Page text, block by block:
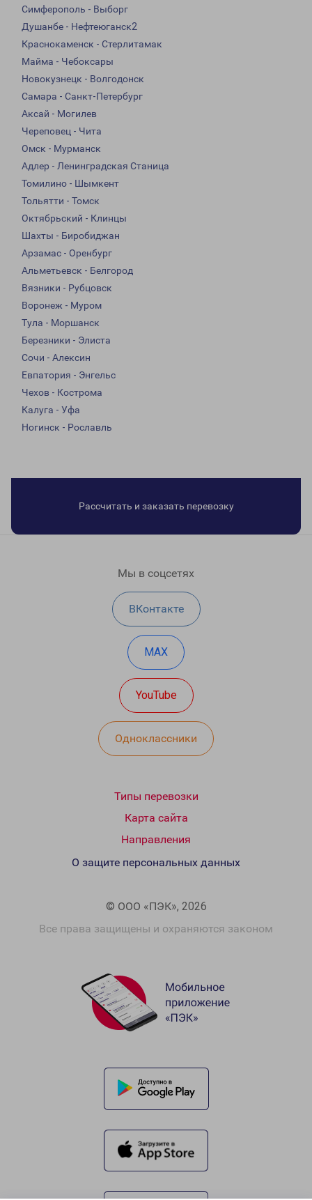
Симферополь - Выборг
Душанбе - Нефтеюганск2
Краснокаменск - Стерлитамак
Майма - Чебоксары
Новокузнецк - Волгодонск
Самара - Санкт-Петербург
Аксай - Могилев
Череповец - Чита
Омск - Мурманск
Адлер - Ленинградская Станица
Томилино - Шымкент
Тольятти - Томск
Октябрьский - Клинцы
Шахты - Биробиджан
Арзамас - Оренбург
Альметьевск - Белгород
Вязники - Рубцовск
Воронеж - Муром
Тула - Моршанск
Березники - Элиста
Сочи - Алексин
Евпатория - Энгельс
Чехов - Кострома
Калуга - Уфа
Ногинск - Рославль
Рассчитать и заказать перевозку
Мы в соцсетях
ВКонтакте
MAX
YouTube
Одноклассники
Типы перевозки
Карта сайта
Направления
© ООО «ПЭК», 2026
Все права защищены и охраняются законом
О защите персональных данных